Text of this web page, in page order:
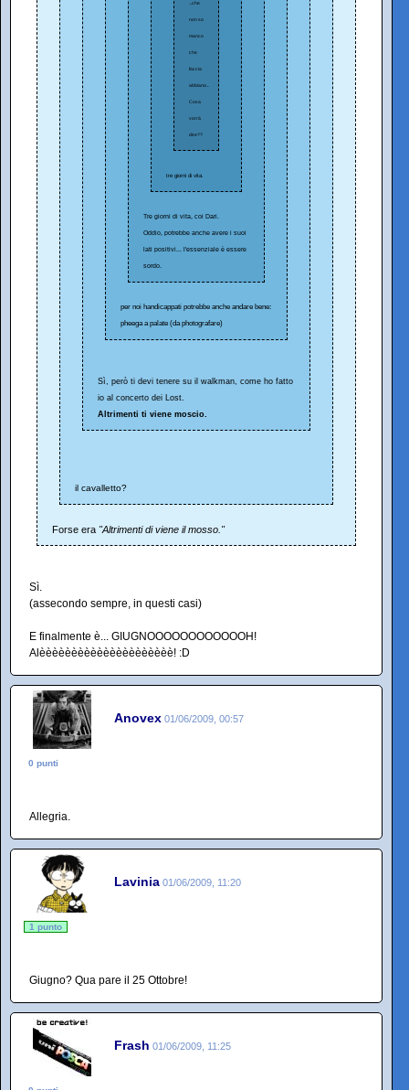
...che
non so
manco
che
faccia
abbiano...
Cosa
vorrà
dire??
tre giorni di vita.
Tre giorni di vita, coi Dari.
Oddio, potrebbe anche avere i suoi
lati positivi... l'essenziale è essere
sordo.
per noi handicappati potrebbe anche andare bene:
pheega a palate (da photografare)
Sì, però ti devi tenere su il walkman, come ho fatto
io al concerto dei Lost.
Altrimenti ti viene moscio.
il cavalletto?
Forse era "Altrimenti di viene il mosso."
Sì.
(assecondo sempre, in questi casi)
E finalmente è... GIUGNOOOOOOOOOOOOH!
Alèèèèèèèèèèèèèèèèèèèèè! :D
Anovex 01/06/2009, 00:57
0 punti
Allegria.
Lavinia 01/06/2009, 11:20
1 punto
Giugno? Qua pare il 25 Ottobre!
Frash 01/06/2009, 11:25